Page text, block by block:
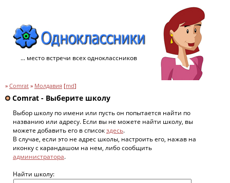
... место встречи всех одноклассников
» Comrat » Молдавия [md]
Comrat - Выберите школу
Выбор школу по имени или пусть он попытается найти по
названию или адресу. Если вы не можете найти школу, вы
можете добавить его в списокздесь.
В случае, если это не адрес школы, настроить его, нажав на
иконку с карандашом на нем, либо сообщить
администратора.
Найти школу: